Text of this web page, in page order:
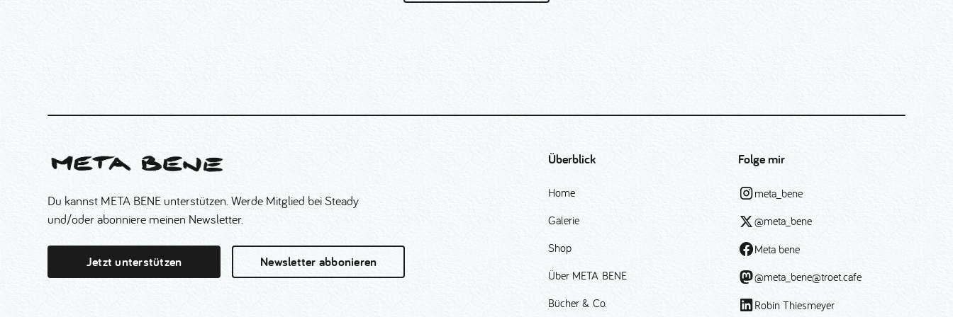
Du kannst META BENE unterstützen. Werde Mitglied bei Steady
und/oder abonniere meinen Newsletter.
Jetzt unterstützen Newsletter abbonieren
Überblick
Home
Galerie
Shop
Über META BENE
Bücher & Co.
Folge mir
meta_bene
@meta_bene
Meta bene
@meta_bene@troet.cafe
Robin Thiesmeyer